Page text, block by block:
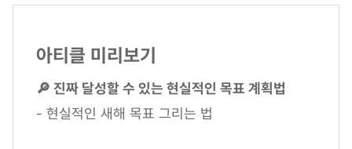
아티클 미리보기
🔎 진짜 달성할 수 있는 현실적인 목표 계획법
- 현실적인 새해 목표 그리는 법